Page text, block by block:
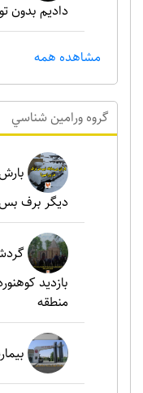
دادیم بدون
مشاهده همه
گروه ورامين شناسي
دیگر برف
بازدید
منطقه